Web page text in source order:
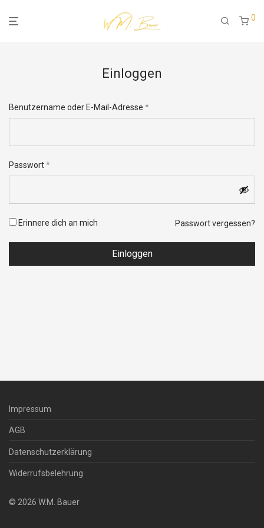
0
Einloggen
Benutzername oder E-Mail-Adresse *Erforderlich
Passwort*Erforderlich
Erinnere dich an mich Passwort vergessen?
Einloggen
Impressum
AGB
Datenschutzerklärung
Widerrufsbelehrung
© 2026 W.M. Bauer